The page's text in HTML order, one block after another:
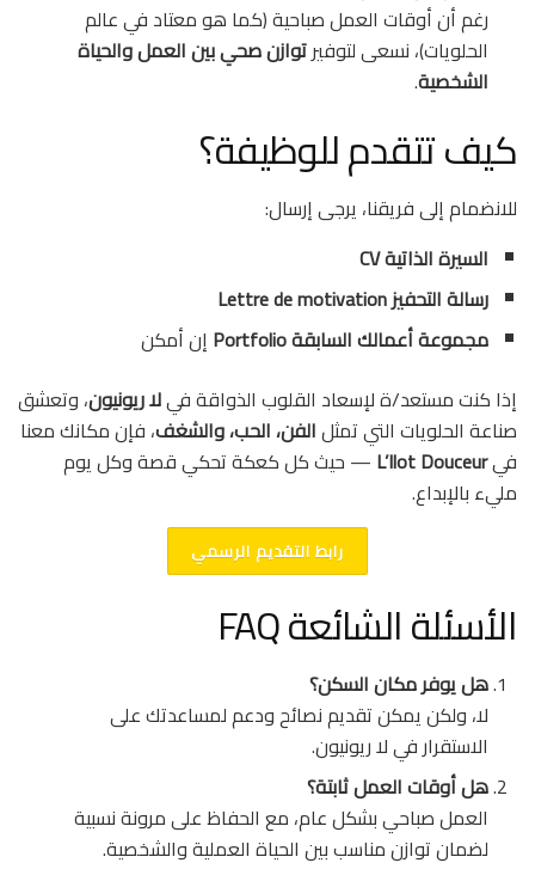
رغم أن أوقات العمل صباحية (كما هو معتاد في عالم
الحلويات)، نسعى لتوفيرتوازن صحي بين العمل والحياة
الشخصية.
كيف تتقدم للوظيفة؟
للانضمام إلى فريقنا، يرجى إرسال:
السيرة الذاتية CV
رسالة التحفيز Lettre de motivation
مجموعة أعمالك السابقة Portfolio
إن أمكن
إذا كنت مستعد/ة لإسعاد القلوب الذواقة فيلا ريونيون، وتعشق
صناعة الحلويات التي تمثلالفن، الحب، والشغف، فإن مكانك معنا
فيL’Ilot Douceur — حيث كل كعكة تحكي قصة وكل يوم
مليء بالإبداع.
رابط التقديم الرسمي
الأسئلة الشائعة FAQ
هل يوفر مكان السكن؟
لا، ولكن يمكن تقديم نصائح ودعم لمساعدتك على
الاستقرار في لا ريونيون.
هل أوقات العمل ثابتة؟
العمل صباحي بشكل عام، مع الحفاظ على مرونة نسبية
لضمان توازن مناسب بين الحياة العملية والشخصية.